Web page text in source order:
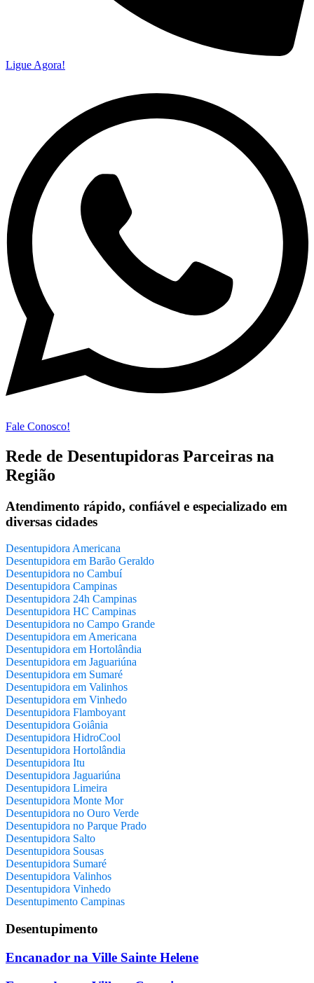
Ligue Agora!
Fale Conosco!
Rede de Desentupidoras Parceiras na
Região
Atendimento rápido, confiável e especializado em
diversas cidades
Desentupidora Americana
Desentupidora em Barão Geraldo
Desentupidora no Cambuí
Desentupidora Campinas
Desentupidora 24h Campinas
Desentupidora HC Campinas
Desentupidora no Campo Grande
Desentupidora em Americana
Desentupidora em Hortolândia
Desentupidora em Jaguariúna
Desentupidora em Sumaré
Desentupidora em Valinhos
Desentupidora em Vinhedo
Desentupidora Flamboyant
Desentupidora Goiânia
Desentupidora HidroCool
Desentupidora Hortolândia
Desentupidora Itu
Desentupidora Jaguariúna
Desentupidora Limeira
Desentupidora Monte Mor
Desentupidora no Ouro Verde
Desentupidora no Parque Prado
Desentupidora Salto
Desentupidora Sousas
Desentupidora Sumaré
Desentupidora Valinhos
Desentupidora Vinhedo
Desentupimento Campinas
Desentupimento
Encanador na Ville Sainte Helene